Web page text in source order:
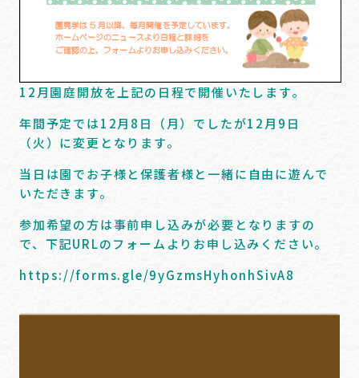
12月園庭開放を上記の日程で開催いたします。
年間予定では12月8日（月）でしたが12月9日
（火）に変更となります。
当日は園でお子様と保護者様と一緒に自由に遊んで
いただきます。
参加希望の方は事前申し込みが必要となりますの
で、下記URLのフォームよりお申し込みください。
https://forms.gle/9yGzmsHyhonhSivA8